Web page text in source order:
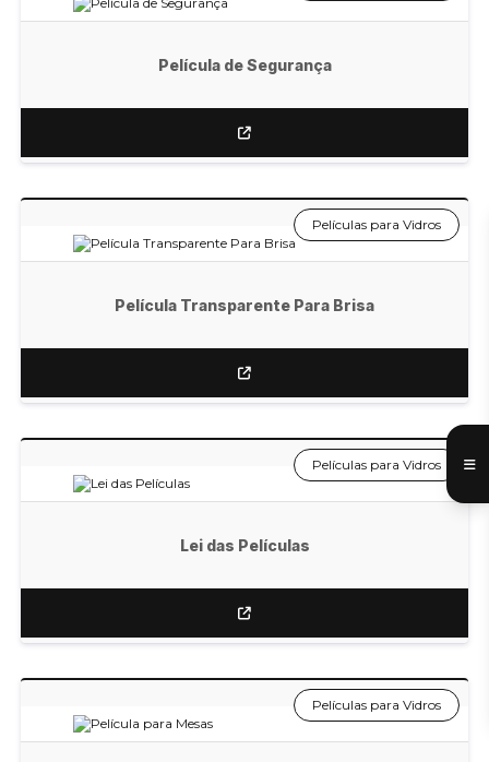
Película de Segurança
Película Transparente Para Brisa
Películas para Vidros
Lei das Películas
Películas para Vidros
Películas para Vidros